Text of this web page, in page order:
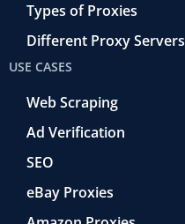
Types of Proxies
Different Proxy Servers
USE CASES
Web Scraping
Ad Verification
SEO
eBay Proxies